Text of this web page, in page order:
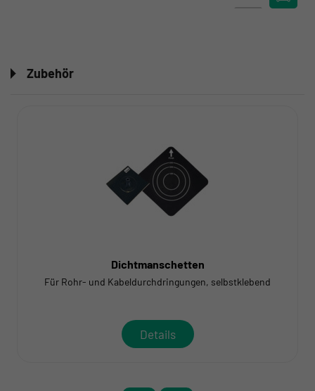
Zubehör
Dichtmanschetten
Für Rohr- und Kabeldurchdringungen, selbstklebend
Details